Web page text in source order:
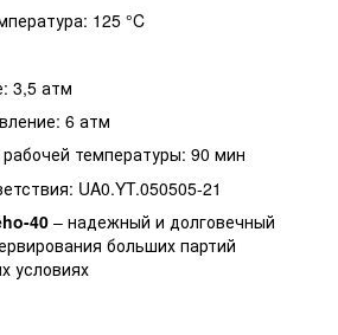
125 °C
3,5 атм
6 атм
температуры: 90 мин
UA0.YT.050505-21
40– надежный и долговечный
больших партий
условиях